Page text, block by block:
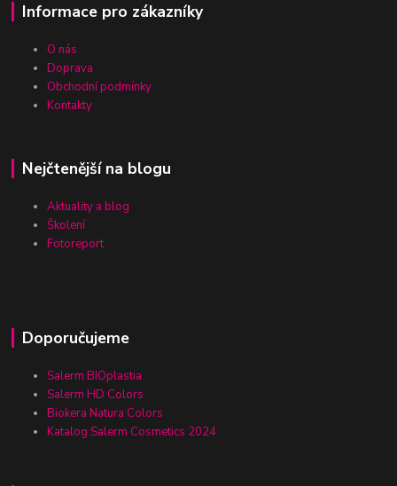
Informace pro zákazníky
O nás
Doprava
Obchodní podmínky
Kontakty
Nejčtenější na blogu
Aktuality a blog
Školení
Fotoreport
Doporučujeme
Salerm BIOplastia
Salerm HD Colors
Biokera Natura Colors
Katalog Salerm Cosmetics 2024